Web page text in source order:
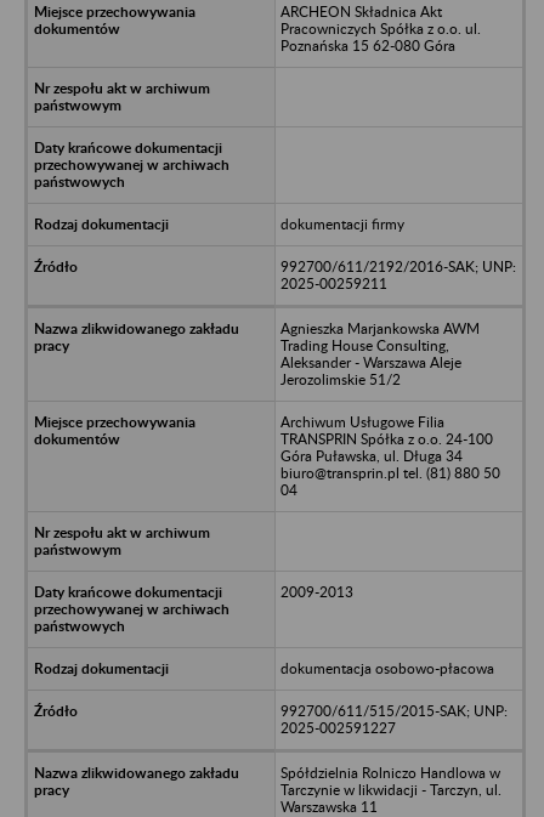
ARCHEON Składnica Akt
Pracowniczych Spółka z o.o. ul.
Poznańska 15 62-080 Góra
dokumentacji firmy
992700/611/2192/2016-SAK; UNP:
2025-00259211
Agnieszka Marjankowska AWM
Trading House Consulting,
Aleksander - Warszawa Aleje
Jerozolimskie 51/2
Archiwum Usługowe Filia
TRANSPRIN Spółka z o.o. 24-100
Góra Puławska, ul. Długa 34
biuro@transprin.pl tel. (81) 880 50
04
2009-2013
dokumentacja osobowo-płacowa
992700/611/515/2015-SAK; UNP:
2025-002591227
Spółdzielnia Rolniczo Handlowa w
Tarczynie w likwidacji - Tarczyn, ul.
Warszawska 11